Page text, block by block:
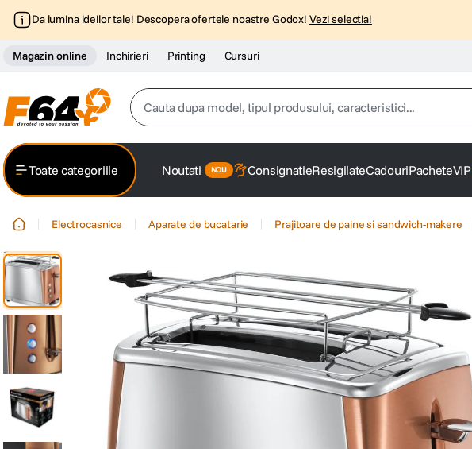
Da lumina ideilor tale! Descopera ofertele noastre Godox! Vezi selectia!
Magazin online Inchirieri Printing Cursuri
Cauta dupa model, tipul produsului, caracteristici...
2. trepied
trepied telefon
4. peak design
5. canon sx740 hs
lavaliera
Toate categoriile Noutati ConsignatieResigilateCadouriPacheteVIP
Electrocasnice Aparate de bucatarie Prajitoare de paine si sandwich-makere